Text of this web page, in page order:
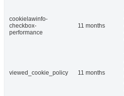
cookielawinfo-
checkbox-
performance
11 months
viewed_cookie_policy 11 months